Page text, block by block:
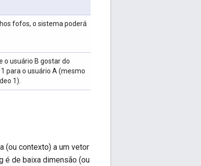
fofos, o sistema poderá
o usuário B gostar do
para o usuário A (mesmo
1).
(ou contexto) a um vetor
é de baixa dimensão (ou